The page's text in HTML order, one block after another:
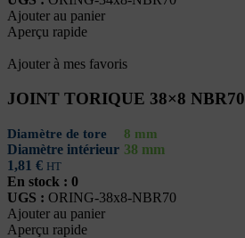
Ajouter au panier
Aperçu rapide
Ajouter à mes favoris
JOINT TORIQUE 38×8 NBR70
Diamètre de tore 8 mm
Diamètre intérieur 38 mm
1,81 € HT
En stock : 0
UGS : ORING-38x8-NBR70
Ajouter au panier
Aperçu rapide